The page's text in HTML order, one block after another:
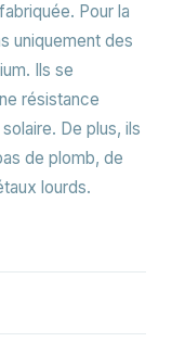
Pour la
uniquement des
Ils se
résistance
De plus, ils
de plomb, de
lourds.